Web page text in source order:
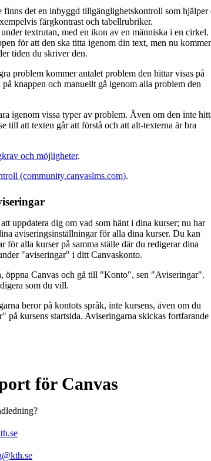
finns det en inbyggd tillgänglighetskontroll som hjälper
färgkontrast och tabellrubriker.
textrutan, med en ikon av en människa i en cirkel.
för att den ska titta igenom din text, men nu kommer
tiden du skriver den.
problem kommer antalet problem den hittar visas på
knappen och manuellt gå igenom alla problem den
igenom vissa typer av problem. Även om den inte
till att texten går att förstå och att alt-texterna är bra
och möjligheter.
(community.canvaslms.com).
uppdatera dig om vad som hänt i dina kurser; nu har
aviseringsinställningar för alla dina kurser. Du kan
för alla kurser på samma ställe där du redigerar dina
"aviseringar" i ditt Canvaskonto.
öppna Canvas och gå till "Konto", sen "Aviseringar".
som du vill.
beror på kontots språk, inte kursens, även om du
på kursens startsida. Aviseringarna skickas fortfarande
för Canvas